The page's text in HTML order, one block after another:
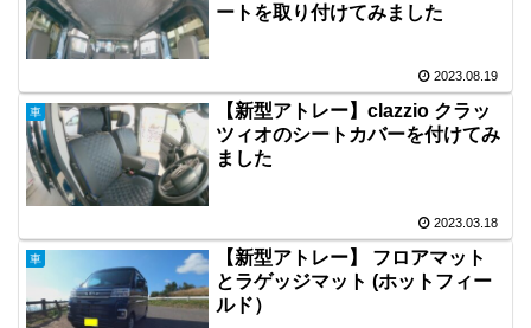
ートを取り付けてみました
2023.08.19
車
【新型アトレー】clazzio クラッ
ツィオのシートカバーを付けてみ
ました
2023.03.18
車
【新型アトレー】 フロアマット
とラゲッジマット (ホットフィー
ルド）